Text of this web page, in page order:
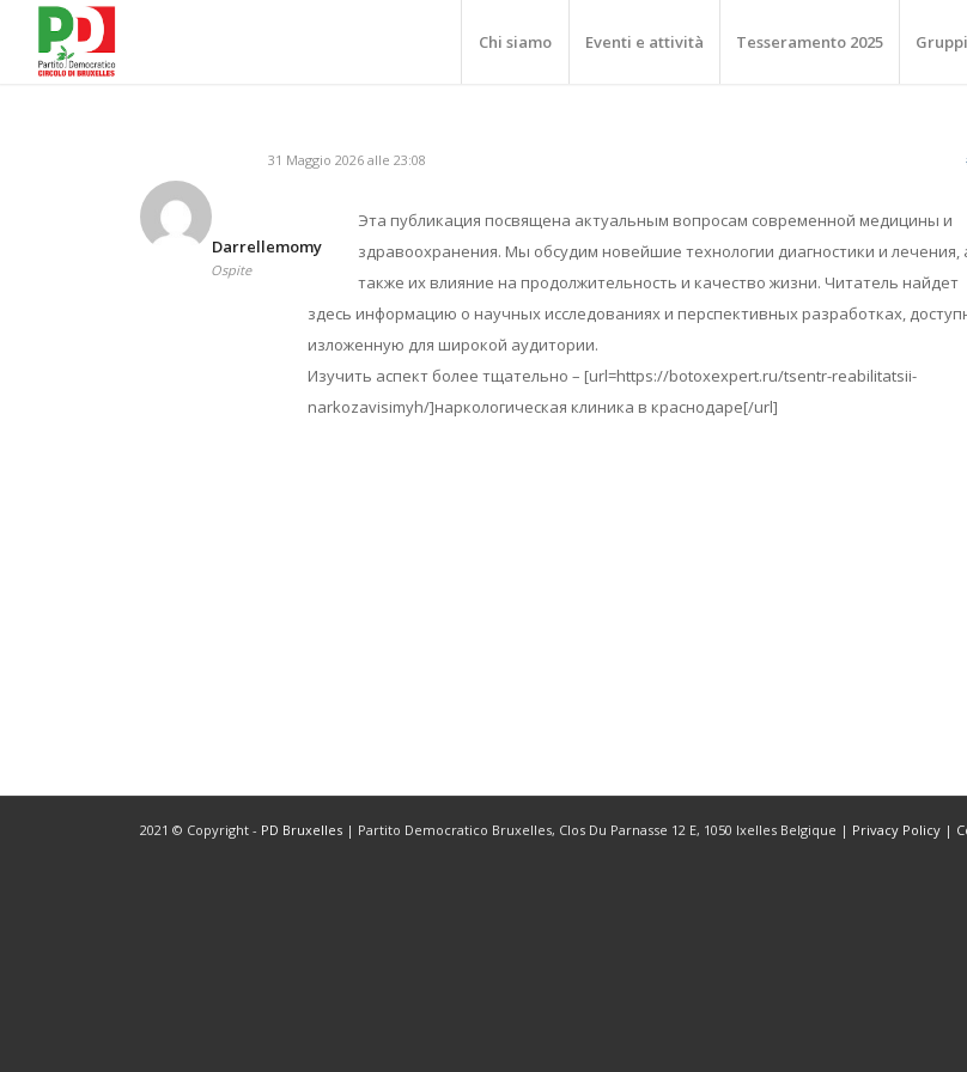
Chi siamo Eventi e attività Tesseramento 2025
31 Maggio 2026 alle 23:08
Darrellemomy
Ospite
Эта публикация посвящена актуальным вопросам современной медицины и
здравоохранения. Мы обсудим новейшие технологии диагностики и лечения,
также их влияние на продолжительность и качество жизни. Читатель найдет
здесь информацию о научных исследованиях и перспективных разработках,
изложенную для широкой аудитории.
Изучить аспект более тщательно – [url=https://botoxexpert.ru/tsentr-reabilitatsii-
narkozavisimyh/]наркологическая клиника в краснодаре[/url]
2021 © Copyright - PD Bruxelles | Partito Democratico Bruxelles, Clos Du Parnasse 12 E, 1050 Ixelles Belgique | Privacy Policy |